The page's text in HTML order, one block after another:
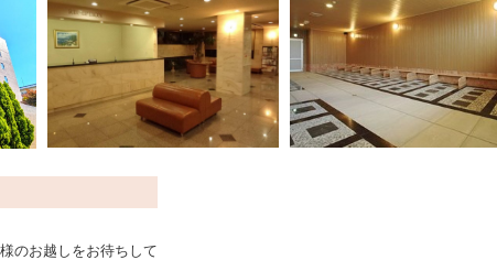
のお越しをお待ちして